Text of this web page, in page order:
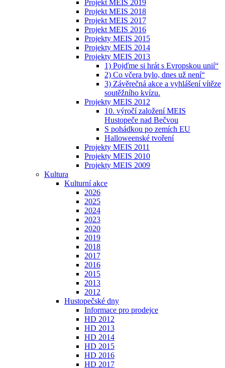
Projekt MEIS 2019
Projekt MEIS 2018
Projekt MEIS 2017
Projekt MEIS 2016
Projekty MEIS 2015
Projekty MEIS 2014
Projekty MEIS 2013
1) Pojďme si hrát s Evropskou unií“
2) Co včera bylo, dnes už není“
3) Závěrečná akce a vyhlášení vítěze
soutěžního kvízu.
Projekty MEIS 2012
10. výročí založení MEIS
Hustopeče nad Bečvou
S pohádkou po zemích EU
Halloweenské tvoření
Projekty MEIS 2011
Projekty MEIS 2010
Projekty MEIS 2009
Kultura
Kulturní akce
2026
2025
2024
2023
2020
2019
2018
2017
2016
2015
2013
2012
Hustopečské dny
Informace pro prodejce
HD 2012
HD 2013
HD 2014
HD 2015
HD 2016
HD 2017